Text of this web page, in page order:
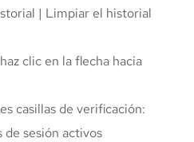
| Limpiar el historial
clic en la flecha hacia
casillas de verificación:
de sesión activos